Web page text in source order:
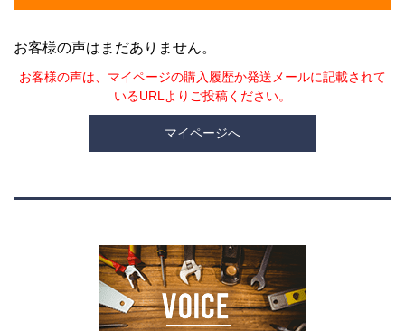
お客様の声はまだありません。
お客様の声は、マイページの購入履歴か発送メールに記載されて
いるURLよりご投稿ください。
マイページへ